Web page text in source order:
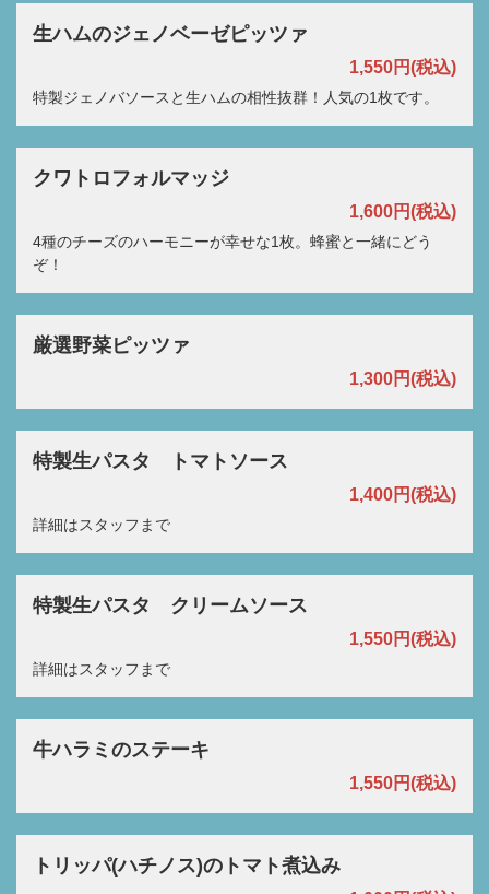
生ハムのジェノベーゼピッツァ
1,550円(税込)
特製ジェノバソースと生ハムの相性抜群！人気の1枚です。
クワトロフォルマッジ
1,600円(税込)
4種のチーズのハーモニーが幸せな1枚。蜂蜜と一緒にどう
ぞ！
厳選野菜ピッツァ
1,300円(税込)
特製生パスタ トマトソース
1,400円(税込)
詳細はスタッフまで
特製生パスタ クリームソース
1,550円(税込)
詳細はスタッフまで
牛ハラミのステーキ
1,550円(税込)
トリッパ(ハチノス)のトマト煮込み
東京都大田区羽田空港1-1-4 羽田イノベーションシティ Dゾーン 2F
https://hanedaskybrewing0703.owst.jp/takeouts
お店情報をコピー